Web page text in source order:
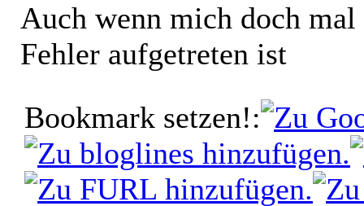
Auch wenn mich doch
Fehler aufgetreten ist
Bookmark setzen!: